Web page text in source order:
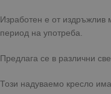
Изработен е от издръжлив
период на употреба.
Предлага се в различни
Този надуваемо кресло